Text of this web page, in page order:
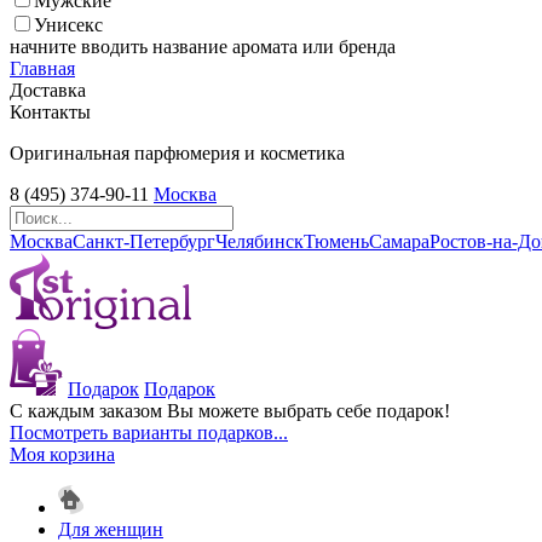
Унисекс
начните вводить название аромата или бренда
Главная
Доставка
Контакты
Оригинальная парфюмерия и косметика
8 (495) 374-90-11 Москва
МоскваСанкт-ПетербургЧелябинскТюменьСамараРостов-на-
Подарок Подарок
С каждым заказом Вы можете выбрать себе подарок!
Посмотреть варианты подарков...
Моя корзина
Для женщин